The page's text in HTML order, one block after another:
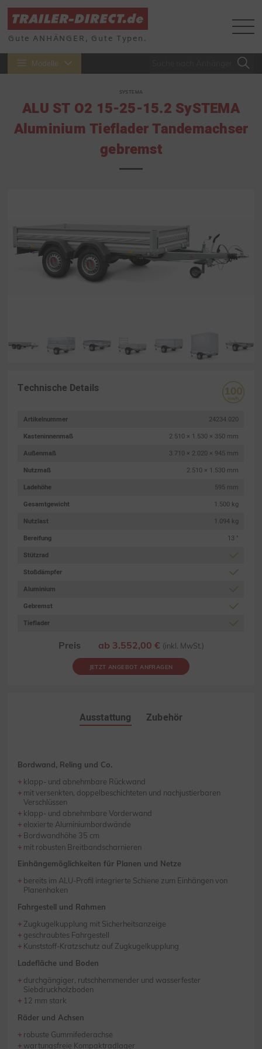
Gute ANHÄNGER, Gute Typen.
Modelle
SYSTEMA
ALU ST O2 15-25-15.2 SySTEMA
Aluminium Tieflader Tandemachser
gebremst
Technische Details
Artikelnummer
24234.020
Kasteninnenmaß
2.510 × 1.530 × 350 mm
Außenmaß
3.710 × 2.020 × 945 mm
Nutzmaß
2.510 × 1.530 mm
Ladehöhe
595 mm
Gesamtgewicht
1.500 kg
Nutzlast
1.094 kg
Bereifung
13 "
Stützrad
Stoßdämpfer
Aluminium
Gebremst
Tieflader
Preis ab 3.552,00 € (inkl. MwSt.)
JETZT ANGEBOT ANFRAGEN
Ausstattung Zubehör
Bordwand, Reling und Co.
klapp- und abnehmbare Rückwand
mit versenkten, doppelbeschichteten und nachjustierbaren
Verschlüssen
klapp- und abnehmbare Vorderwand
eloxierte Aluminiumbordwände
Bordwandhöhe 35 cm
mit robusten Breitbandscharnieren
Einhängemöglichkeiten für Planen und Netze
bereits im ALU-Profil integrierte Schiene zum Einhängen von
Planenhaken
Fahrgestell und Rahmen
Zugkugelkupplung mit Sicherheitsanzeige
geschraubtes Fahrgestell
Kunststoff-Kratzschutz auf Zugkugelkupplung
Ladefläche und Boden
durchgängiger, rutschhemmender und wasserfester
Siebdruckholzboden
12 mm stark
Räder und Achsen
robuste Gummifederachse
wartungsfreie Kompaktradlager